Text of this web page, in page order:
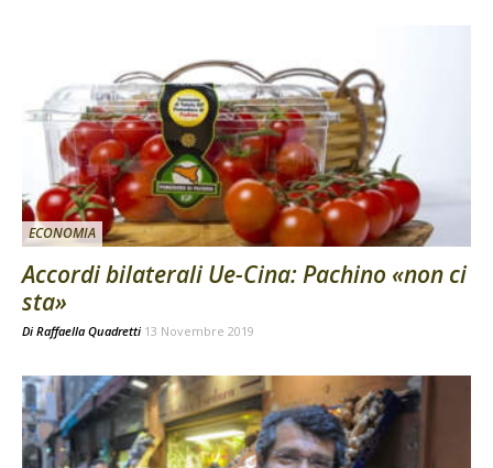
ECONOMIA
Accordi bilaterali Ue-Cina: Pachino «non ci
sta»
Di Raffaella Quadretti 13 Novembre 2019